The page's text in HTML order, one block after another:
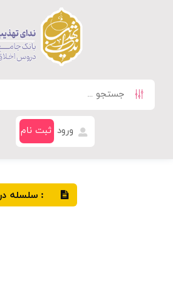
ورود ثبت نام
: سلسله